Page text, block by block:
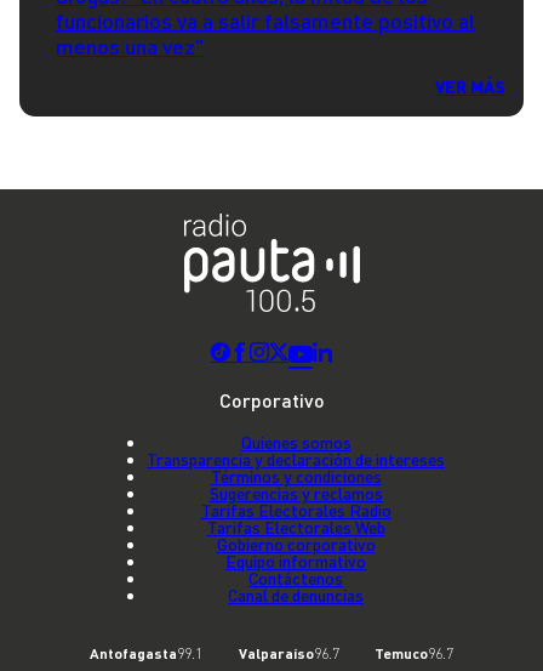
funcionarios va a salir falsamente positivo al
menos una vez"
VER MÁS
Corporativo
Quienes somos
Transparencia y declaración de intereses
Términos y condiciones
Sugerencias y reclamos
Tarifas Electorales Radio
Tarifas Electorales Web
Gobierno corporativo
Equipo informativo
Contáctenos
Canal de denuncias
Antofagasta99.1 Valparaíso96.7 Temuco96.7